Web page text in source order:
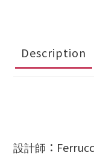
Description
設計師 ：